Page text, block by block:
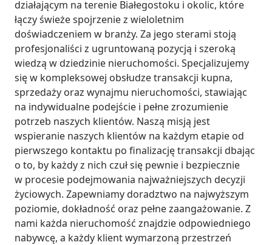
działającym na terenie Białegostoku i okolic, które
łączy świeże spojrzenie z wieloletnim
doświadczeniem w branży. Za jego sterami stoją
profesjonaliści z ugruntowaną pozycją i szeroką
wiedzą w dziedzinie nieruchomości. Specjalizujemy
się w kompleksowej obsłudze transakcji kupna,
sprzedaży oraz wynajmu nieruchomości, stawiając
na indywidualne podejście i pełne zrozumienie
potrzeb naszych klientów. Naszą misją jest
wspieranie naszych klientów na każdym etapie od
pierwszego kontaktu po finalizację transakcji dbając
o to, by każdy z nich czuł się pewnie i bezpiecznie
w procesie podejmowania najważniejszych decyzji
życiowych. Zapewniamy doradztwo na najwyższym
poziomie, dokładność oraz pełne zaangażowanie. Z
nami każda nieruchomość znajdzie odpowiedniego
nabywcę, a każdy klient wymarzoną przestrzeń